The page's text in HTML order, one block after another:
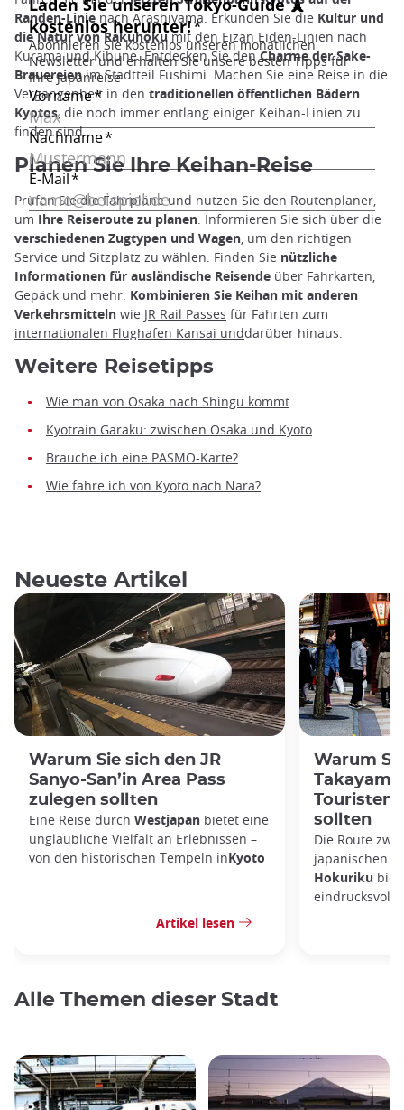
Randen-Linie nach Arashiyama. Erkunden Sie die Kultur und
die Natur von Rakuhokumit den Eizan Eiden-Linien nach
Kurama und Kibune. Entdecken Sie denCharme der Sake-
Brauereienim Stadtteil Fushimi. Machen Sie eine Reise in die
Vergangenheit in den traditionellen öffentlichen Bädern
Kyotos, die noch immer entlang einiger Keihan-Linien zu
finden sind.
Planen Sie Ihre Keihan-Reise
Prüfen Sie die Fahrpläne und nutzen Sie den Routenplaner,
um Ihre Reiseroute zu planen. Informieren Sie sich über die
verschiedenen Zugtypen und Wagen, um den richtigen
Service und Sitzplatz zu wählen. Finden Sie nützliche
Informationen für ausländische Reisende über Fahrkarten,
Gepäck und mehr. Kombinieren Sie Keihan mit anderen
Verkehrsmitteln wie JR Rail Passes für Fahrten zum
internationalen Flughafen Kansai unddarüber hinaus.
Weitere Reisetipps
Wie man von Osaka nach Shingu kommt
Kyotrain Garaku: zwischen Osaka und Kyoto
Brauche ich eine PASMO-Karte?
Wie fahre ich von Kyoto nach Nara?
Neueste Artikel
Warum Sie sich den JR
Sanyo-San’in Area Pass
zulegen sollten
Eine Reise durch Westjapan bietet eine
unglaubliche Vielfalt an Erlebnissen –
von den historischen Tempeln inKyoto
Artikel lesen
Warum
sollten
Die Route
japanischen
Hokuriku
Alle Themen dieser Stadt